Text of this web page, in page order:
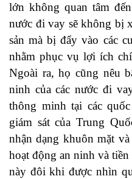
lớn không quan tâm
nước đi vay sẽ không bị
sản mà bị đẩy vào các
nhằm phục vụ lợi ích
Ngoài ra, họ cũng nêu
ninh của các nước đi
thông minh tại các
giám sát của Trung
nhận dạng khuôn mặt
hoạt động an ninh và
​​này đôi khi được nhìn